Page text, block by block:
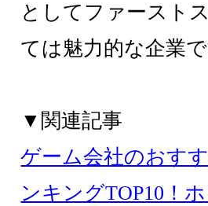
としてファースト
ては魅力的な企業で
▼関連記事
ゲーム会社のおす
ンキングTOP10！